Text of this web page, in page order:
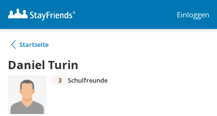
Einloggen
Startseite
Daniel Turin
3 Schulfreunde